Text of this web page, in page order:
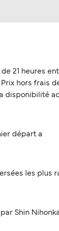
21 heures
hors frais
disponibilité
départ a
les plus
Shin